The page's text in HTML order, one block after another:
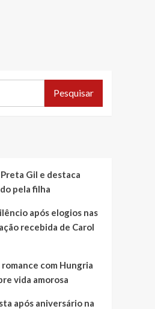
Pesquisar
Gil e destaca
pela filha
após elogios nas
recebida de Carol
com Hungria
vida amorosa
após aniversário na